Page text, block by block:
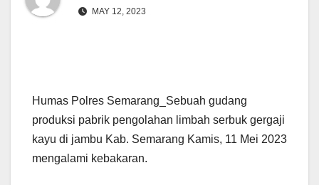
MAY 12, 2023
Humas Polres Semarang_Sebuah gudang
produksi pabrik pengolahan limbah serbuk gergaji
kayu di jambu Kab. Semarang Kamis, 11 Mei 2023
mengalami kebakaran.